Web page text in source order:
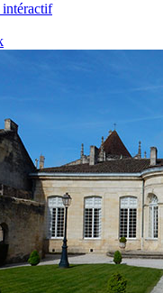
intéractif